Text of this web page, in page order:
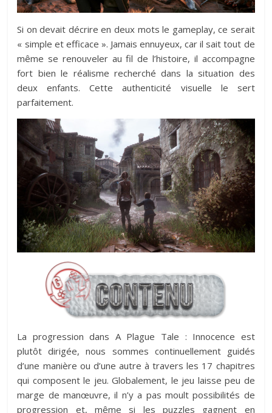
Si on devait décrire en deux mots le gameplay, ce serait
« simple et efficace ». Jamais ennuyeux, car il sait tout de
même se renouveler au fil de l’histoire, il accompagne
fort bien le réalisme recherché dans la situation des
deux enfants. Cette authenticité visuelle le sert
parfaitement.
La progression dans A Plague Tale : Innocence est
plutôt dirigée, nous sommes continuellement guidés
d’une manière ou d’une autre à travers les 17 chapitres
qui composent le jeu. Globalement, le jeu laisse peu de
marge de manœuvre, il n’y a pas moult possibilités de
progression et, même si les puzzles gagnent en